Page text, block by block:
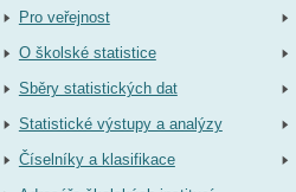
Pro veřejnost
O školské statistice
Sběry statistických dat
Statistické výstupy a analýzy
Číselníky a klasifikace